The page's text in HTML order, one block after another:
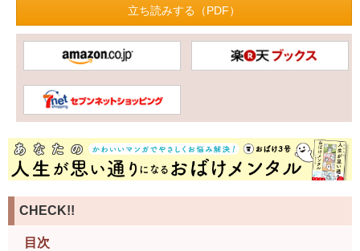
立ち読みする（PDF）
CHECK!!
目次